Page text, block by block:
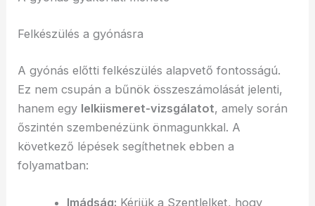
Felkészülés a gyónásra
A gyónás előtti felkészülés alapvető fontosságú.
Ez nem csupán a bűnök összeszámolását jelenti,
hanem egy lelkiismeret-vizsgálatot, amely során
őszintén szembenézünk önmagunkkal. A
következő lépések segíthetnek ebben a
folyamatban:
Imádság: Kérjük a Szentlelket, hogy